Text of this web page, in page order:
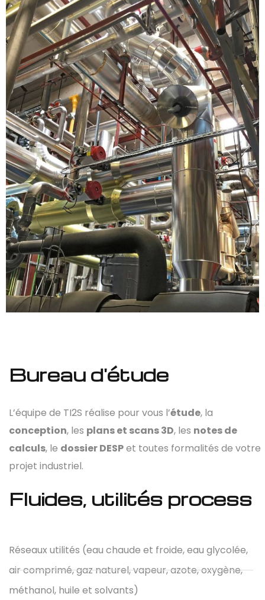
Bureau d'étude
L’équipe de TI2S réalise pour vous l’étude, la
conception, les plans et scans 3D, les notes de
calculs, le dossier DESPet toutes formalités de votre
projet industriel.
Fluides, utilités process
Réseaux utilités (eau chaude et froide, eau glycolée,
air comprimé, gaz naturel, vapeur, azote, oxygène,
méthanol, huile et solvants)